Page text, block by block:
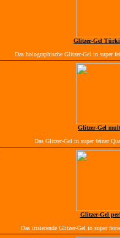
Glitzer-Gel
Das holographische Glitzer-Gel in super
Glitzer-Gel
Das Glitzer-Gel in super feiner
Glitzer-Gel
Das irisierende Glitzer-Gel in super